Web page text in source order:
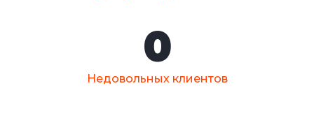
Недовольных клиентов
0